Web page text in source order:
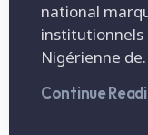
national
institutionnels
Nigérienne
Continue